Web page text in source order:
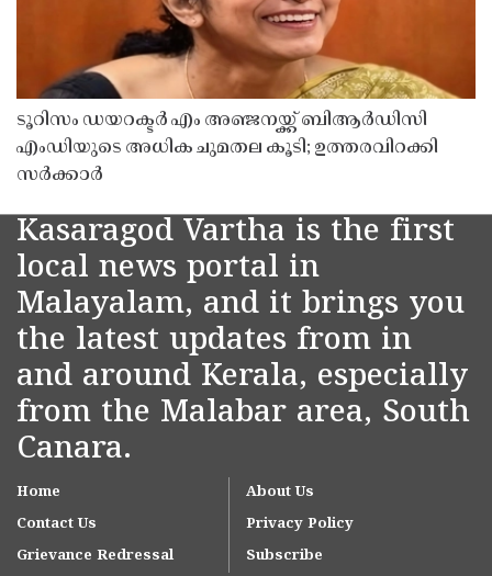
ടൂറിസം ഡയറക്ടർ എം അഞ്ജനയ്ക്ക് ബിആർഡിസി
എംഡിയുടെ അധിക ചുമതല കൂടി; ഉത്തരവിറക്കി
സർക്കാർ
Kasaragod Vartha is the first
local news portal in
Malayalam, and it brings you
the latest updates from in
and around Kerala, especially
from the Malabar area, South
Canara.
Home
About Us
Contact Us
Privacy Policy
Grievance Redressal
Subscribe